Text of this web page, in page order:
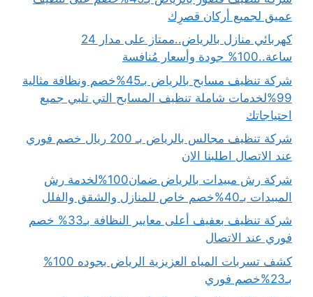
عميق لجميع أركان قصرِك
كهربائي منازل بالرياض..ممتاز على مدار 24
ساعة..100% جودة وأسعار مُنافسة
شركة تنظيف مسابح بالرياض بـ45%خصم ونظافة مثالية
99%لخدمات شاملة تنظيف المسابح التي تلبي جميع
احتياجاتك
شركة تنظيف مجالس بالرياض بـ 200 ريال خصم فوري
عند الاتصال اطلبنا الان
شركة رش مبيدات بالرياض ضمان100%لخدمة رش
المبيدات بـ40%خصم خاص للمنازل والشقق والفلل
شركة تنظيف بعفيف أعلى معايير النظافة بـ33% خصم
فوري عند الاتصال
كشف تسربات المياه العزيزية الرياض بجوده 100%
بـ23%خصم فوري